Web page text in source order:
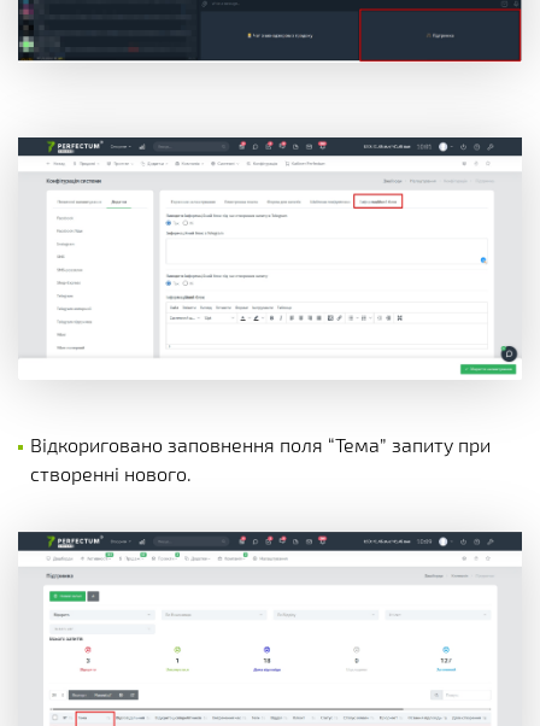
Відкориговано заповнення поля “Тема” запиту при
створенні нового.